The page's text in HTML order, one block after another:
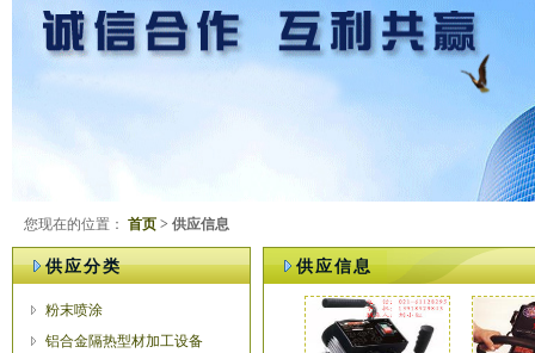
您现在的位置： 首页 > 供应信息
供应分类
粉末喷涂
铝合金隔热型材加工设备
供应信息